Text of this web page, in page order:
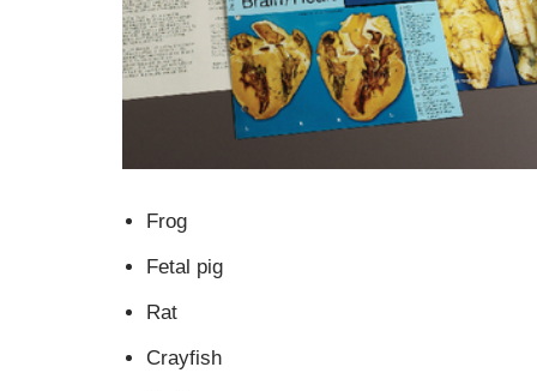
Frog
Fetal pig
Rat
Crayfish